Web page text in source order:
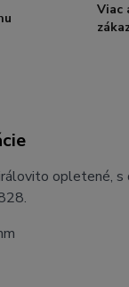
Viac
opletené, s